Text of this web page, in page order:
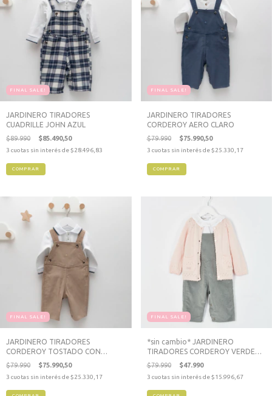
FINAL SALE!
JARDINERO TIRADORES
CUADRILLE JOHN AZUL
$89.990 $85.490,50
3 cuotas sin interés de$28.496,83
COMPRAR
FINAL SALE!
JARDINERO TIRADORES
CORDEROY AERO CLARO
$79.990 $75.990,50
3 cuotas sin interés de$25.330,17
COMPRAR
FINAL SALE!
JARDINERO TIRADORES
CORDEROY TOSTADO CON
BOTONES
$79.990 $75.990,50
3 cuotas sin interés de$25.330,17
FINAL SALE!
*sin cambio* JARDINERO
TIRADORES CORDEROY VERDE
SECO
$79.990 $47.990
3 cuotas sin interés de$15.996,67